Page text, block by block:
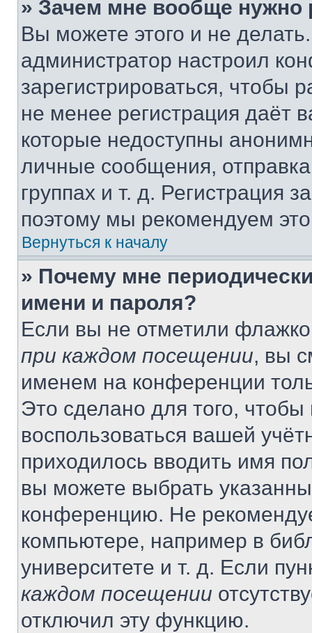
» Зачем мне вообще нужно
Вы можете этого и не
администратор настроил
зарегистрироваться, чтобы
не менее регистрация даёт
которые недоступны
личные сообщения,
группах и т. д. Регистрация
поэтому мы рекомендуем
Вернуться к началу
» Почему мне
имени и пароля?
Если вы не отметили
при каждом посещении, вы
именем на конференции
Это сделано для того, чтобы
воспользоваться вашей
приходилось вводить имя
вы можете выбрать
конференцию. Не
компьютере, например в
университете и т. д. Если
каждом посещении
отключил эту функцию.